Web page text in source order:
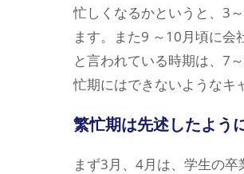
忙しくなるかというと、3
ます。また9 ～10月頃に会
と言われている時期は、7
忙期にはできないようなキ
繁忙期は先述したよう
まず3月、4月は、学生の